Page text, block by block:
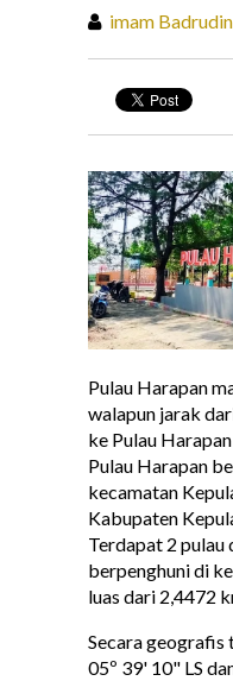
imam Badrudin
Pulau Harapan
walapun jarak
ke Pulau
Pulau Harapan
kecamatan
Kabupaten
Terdapat 2 pulau
berpenghuni di
luas dari 2,4472
Secara
05º 39' 10" LS